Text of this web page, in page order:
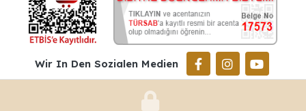
Wir In Den Sozialen Medien